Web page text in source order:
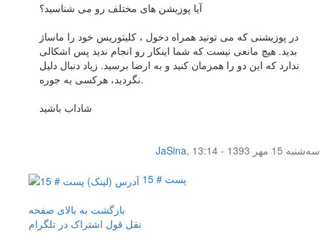
آيا پوزيشن های مختلف رو می شناسيد؟
در پوزيشنی که می تونيد همراه دخول ، کليتوريس خود را ماساژ
بديد. هيچ مانعی نيست که شما اينکار رو انجام نديد پس اشکالی
ندارد که اين دو را همزمان کنيد و به ارضا برسيد. زياد دنبال دليل
نگرديد، هرکسی يه جوره.
شاداب باشيد
JaSina,
سه‌شنبه 15 مهر 1393 - 13:14
پست # 15
بازگشت به بالای صفحه
نقل قول اشتراک در تلگرام